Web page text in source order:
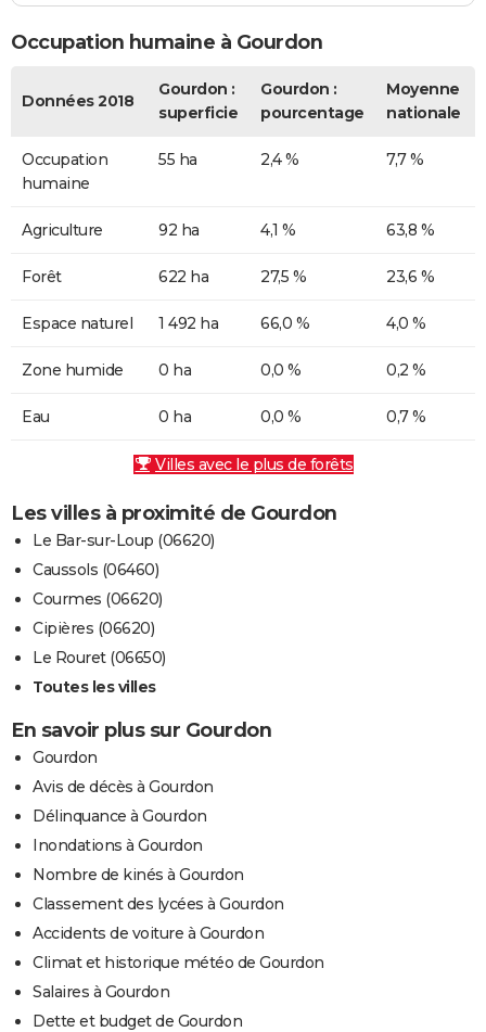
Occupation humaine à Gourdon
Données 2018
Gourdon :
superficie
Gourdon :
pourcentage
Moyenne
nationale
Occupation
humaine
55 ha 2,4 % 7,7 %
Agriculture 92 ha 4,1 % 63,8 %
Forêt 622 ha 27,5 % 23,6 %
Espace naturel 1 492 ha 66,0 % 4,0 %
Zone humide 0 ha 0,0 % 0,2 %
Eau 0 ha 0,0 % 0,7 %
Villes avec le plus de forêts
Les villes à proximité de Gourdon
Le Bar-sur-Loup (06620)
Caussols (06460)
Courmes (06620)
Cipières (06620)
Le Rouret (06650)
Toutes les villes
En savoir plus sur Gourdon
Gourdon
Avis de décès à Gourdon
Délinquance à Gourdon
Inondations à Gourdon
Nombre de kinés à Gourdon
Classement des lycées à Gourdon
Accidents de voiture à Gourdon
Climat et historique météo de Gourdon
Salaires à Gourdon
Dette et budget de Gourdon